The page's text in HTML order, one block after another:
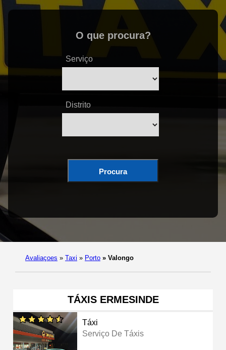
O que procura?
Serviço
Distrito
Procura
Avaliaçoes » Taxi » Porto » Valongo
TÁXIS ERMESINDE
Táxi
Serviço De Táxis